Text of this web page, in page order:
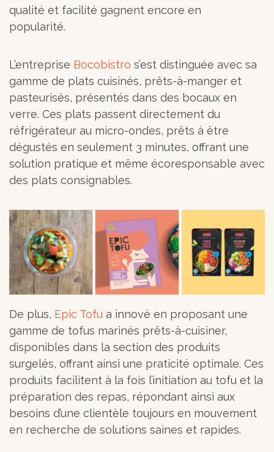
qualité et facilité gagnent encore en
popularité.
L’entreprise Bocobistro s’est distinguée avec sa
gamme de plats cuisinés, prêts-à-manger et
pasteurisés, présentés dans des bocaux en
verre. Ces plats passent directement du
réfrigérateur au micro-ondes, prêts à être
dégustés en seulement 3 minutes, offrant une
solution pratique et même écoresponsable avec
des plats consignables.
De plus, Epic Tofu a innové en proposant une
gamme de tofus marinés prêts-à-cuisiner,
disponibles dans la section des produits
surgelés, offrant ainsi une praticité optimale. Ces
produits facilitent à la fois l’initiation au tofu et la
préparation des repas, répondant ainsi aux
besoins d’une clientèle toujours en mouvement
en recherche de solutions saines et rapides.